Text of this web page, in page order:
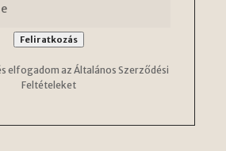
elfogadom az Általános Szerződési
Feltételeket